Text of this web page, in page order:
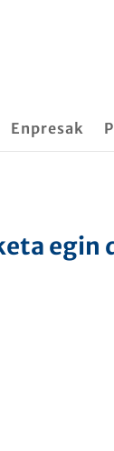
Enpresak
egin